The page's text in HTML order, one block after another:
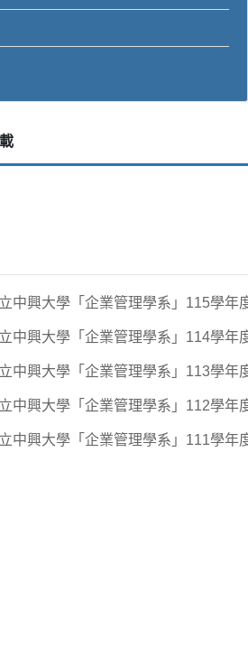
中興大學「企業管理學系」115學
中興大學「企業管理學系」114學
中興大學「企業管理學系」113學
中興大學「企業管理學系」112學
中興大學「企業管理學系」111學